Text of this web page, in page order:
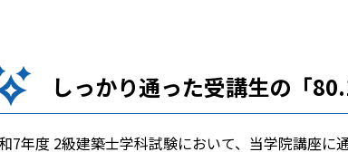
しっかり通った受講生の「
7年度 2級建築士学科試験において、当学院講座